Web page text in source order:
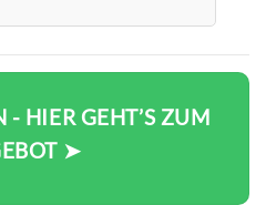
- HIER GEHT’S ZUM
➤